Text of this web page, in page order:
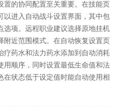
置的协同配置至关重要。在技能页
以进入自动战斗设置界面，其中包
选项。远程职业建议选择原地挂机
附近范围模式。在自动恢复设置页
疗药水和法力药水添加到自动消耗
用顺序，同时设置最低生命值和法
在状态低于设定值时能自动使用相